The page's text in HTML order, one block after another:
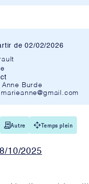
de02/02/2026
Anne Burde
Autre Temps plein
10/2025